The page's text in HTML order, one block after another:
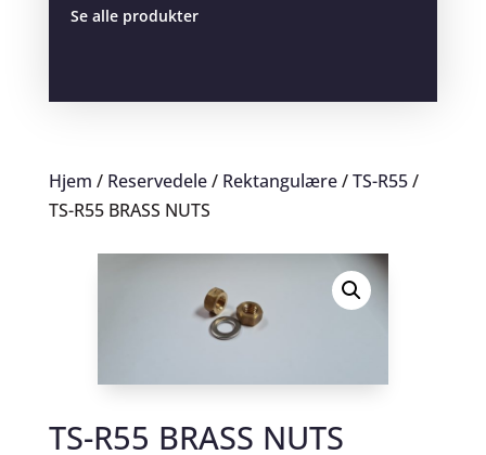
Se alle produkter
Hjem / Reservedele/ Rektangulære/TS-R55/
TS-R55 BRASS NUTS
TS-R55 BRASS NUTS